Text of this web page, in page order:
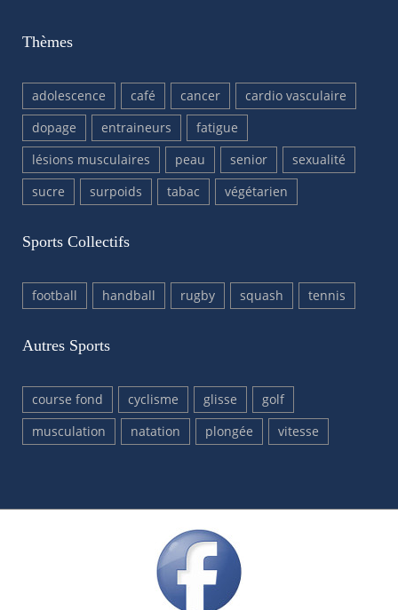
Thèmes
adolescence café cancer
cardio vasculaire
dopage
entraineurs
fatigue
lésions musculaires
peau senior
sexualité
sucre
surpoids tabac végétarien
Sports Collectifs
football handball rugby squash tennis
Autres Sports
course fond cyclisme glisse
golf
musculation
natation plongée vitesse